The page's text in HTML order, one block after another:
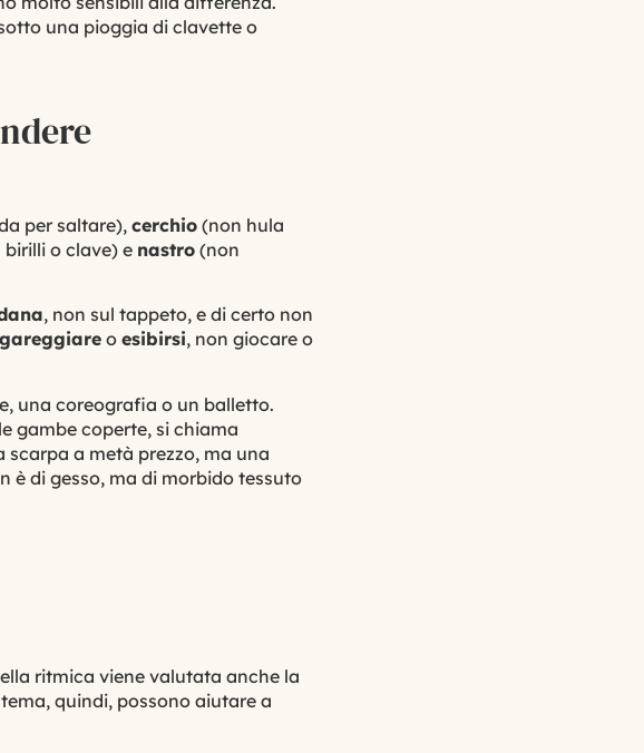
una pioggia di clavette o
per saltare), cerchio (non hula
birilli o clave) e nastro (non
, non sul tappeto, e di certo non
gareggiare o esibirsi, non giocare o
una coreografia o un balletto.
gambe coperte, si chiama
scarpa a metà prezzo, ma una
è di gesso, ma di morbido tessuto
ritmica viene valutata anche la
quindi, possono aiutare a